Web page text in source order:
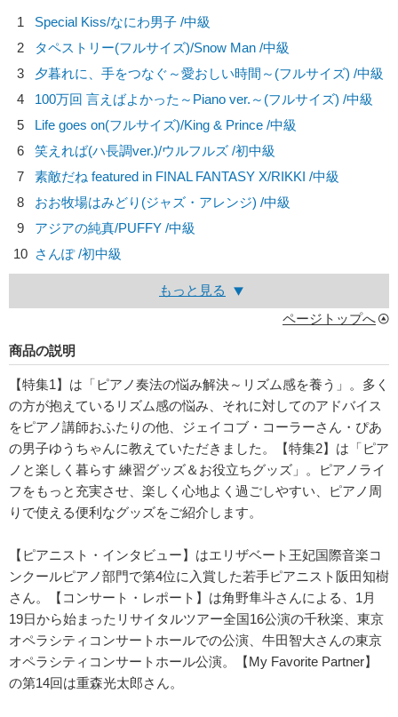
1
Special Kiss/なにわ男子 /中級
2
タペストリー(フルサイズ)/Snow Man /中級
3
夕暮れに、手をつなぐ～愛おしい時間～(フルサイズ) /中級
4
100万回 言えばよかった～Piano ver.～(フルサイズ) /中級
5
Life goes on(フルサイズ)/King & Prince /中級
6
笑えれば(ハ長調ver.)/ウルフルズ /初中級
7
素敵だね featured in FINAL FANTASY X/RIKKI /中級
8
おお牧場はみどり(ジャズ・アレンジ) /中級
9
アジアの純真/PUFFY /中級
10 さんぽ /初中級
もっと見る
ページトップへ
商品の説明
【特集1】は「ピアノ奏法の悩み解決～リズム感を養う」。多く
の方が抱えているリズム感の悩み、それに対してのアドバイス
をピアノ講師おふたりの他、ジェイコブ・コーラーさん・ぴあ
の男子ゆうちゃんに教えていただきました。【特集2】は「ピア
ノと楽しく暮らす 練習グッズ＆お役立ちグッズ」。ピアノライ
フをもっと充実させ、楽しく心地よく過ごしやすい、ピアノ周
りで使える便利なグッズをご紹介します。
【ピアニスト・インタビュー】はエリザベート王妃国際音楽コ
ンクールピアノ部門で第4位に入賞した若手ピアニスト阪田知樹
さん。【コンサート・レポート】は角野隼斗さんによる、1月
19日から始まったリサイタルツアー全国16公演の千秋楽、東京
オペラシティコンサートホールでの公演、牛田智大さんの東京
オペラシティコンサートホール公演。【My Favorite Partner】
の第14回は重森光太郎さん。